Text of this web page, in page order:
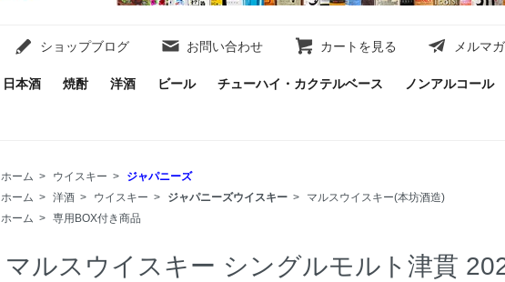
ショップブログ お問い合わせ カートを見る メルマ
日本酒 焼酎 洋酒 ビール チューハイ・カクテルベース ノンアルコール
ホーム > ウイスキー >
ジャパニーズ
ホーム > 洋酒 > ウイスキー > ジャパニーズウイスキー >
マルスウイスキー(本坊酒造)
ホーム > 専用BOX付き商品
マルスウイスキー シングルモルト津貫